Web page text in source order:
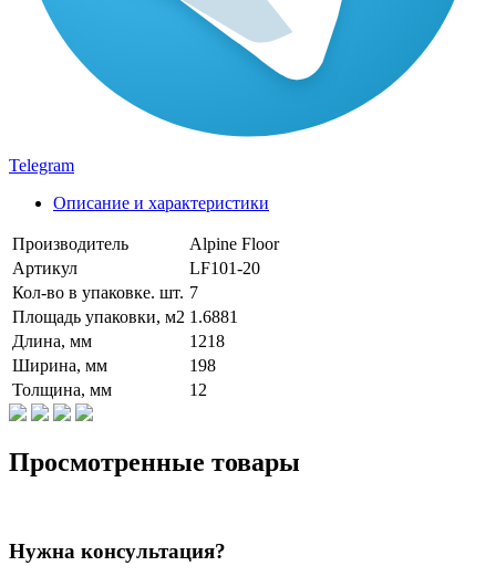
Telegram
Описание и характеристики
Производитель
Alpine Floor
Артикул
LF101-20
Кол-во в упаковке. шт. 7
Площадь упаковки, м2 1.6881
Длина, мм
1218
Ширина, мм
198
Толщина, мм
12
Просмотренные товары
Нужна консультация?